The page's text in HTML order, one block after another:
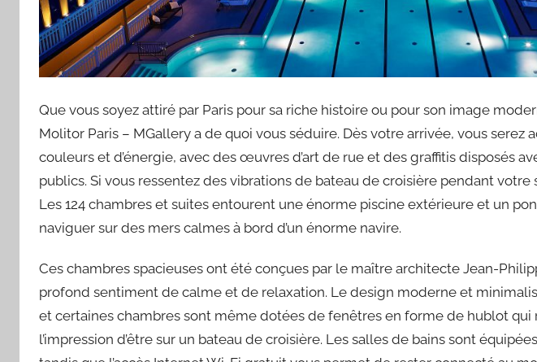
Que vous soyez attiré par Paris pour sa riche histoire ou pour son image
Molitor Paris – MGallery a de quoi vous séduire. Dès votre arrivée, vous serez
couleurs et d’énergie, avec des œuvres d’art de rue et des graffitis disposés
publics. Si vous ressentez des vibrations de bateau de croisière pendant votre
Les 124 chambres et suites entourent une énorme piscine extérieure et un
naviguer sur des mers calmes à bord d’un énorme navire.
Ces chambres spacieuses ont été conçues par le maître architecte Jean-
profond sentiment de calme et de relaxation. Le design moderne et
et certaines chambres sont même dotées de fenêtres en forme de hublot
l’impression d’être sur un bateau de croisière. Les salles de bains sont